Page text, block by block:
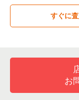
居酒屋・ダイニン
洋食の居抜き売却
川崎市宮前区の飲
川崎市幸区の飲食
神奈川県のお弁当
神奈川県のバーの
神奈川県の居酒屋
すぐに
お